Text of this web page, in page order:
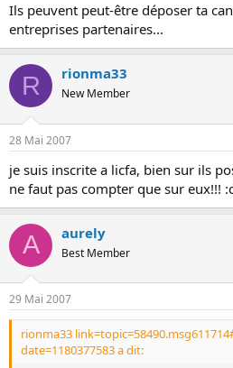
Ils peuvent peut-être déposer ta
entreprises partenaires...
R rionma33
New Member
28 Mai 2007
je suis inscrite a licfa, bien sur ils
ne faut pas compter que sur eux!!!
A aurely
Best Member
29 Mai 2007
rionma33
date=1180377583 a dit: